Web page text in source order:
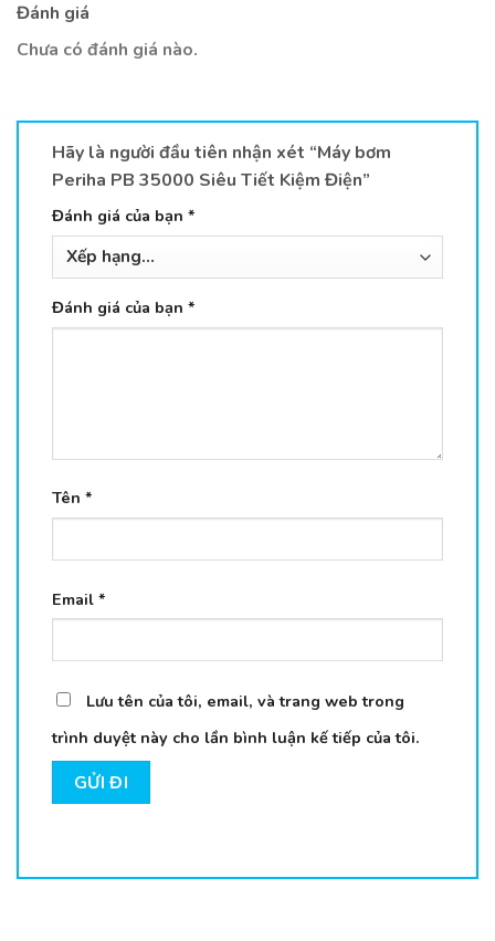
Đánh giá
Chưa có đánh giá nào.
Hãy là người đầu tiên nhận xét “Máy bơm
Periha PB 35000 Siêu Tiết Kiệm Điện”
Đánh giá của bạn *
Đánh giá của bạn *
Tên *
Email *
Lưu tên của tôi, email, và trang web trong
trình duyệt này cho lần bình luận kế tiếp của tôi.